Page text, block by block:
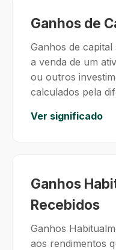
Ganhos de
Ganhos de
a venda de um
ou outros
calculados pela
Ver significado
Ganhos
Recebidos
Ganhos
aos rendimentos